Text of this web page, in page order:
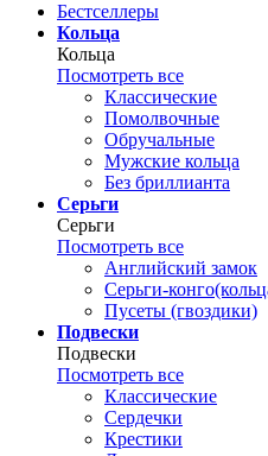
Бестселлеры
Кольца
Кольца
Посмотреть все
Классические
Помолвочные
Обручальные
Мужские кольца
Без бриллианта
Серьги
Серьги
Посмотреть все
Английский замок
Серьги-
Пусеты (гвоздики)
Подвески
Подвески
Посмотреть все
Классические
Сердечки
Крестики